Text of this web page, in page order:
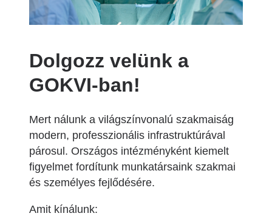
Dolgozz velünk a
GOKVI-ban!
Mert nálunk a világszínvonalú szakmaiság
modern, professzionális infrastruktúrával
párosul. Országos intézményként kiemelt
figyelmet fordítunk munkatársaink szakmai
és személyes fejlődésére.
Amit kínálunk: